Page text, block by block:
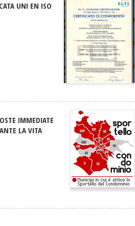
UNI EN ISO
IMMEDIATE
LA VITA